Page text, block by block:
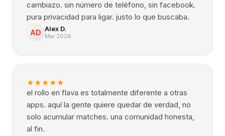
cambiazo. sin número de teléfono, sin facebook.
pura privacidad para ligar. justo lo que buscaba.
AD Alex D.
Mar 2026
★★★★★
el rollo en flava es totalmente diferente a otras
apps. aquí la gente quiere quedar de verdad, no
solo acumular matches. una comunidad honesta,
al fin.